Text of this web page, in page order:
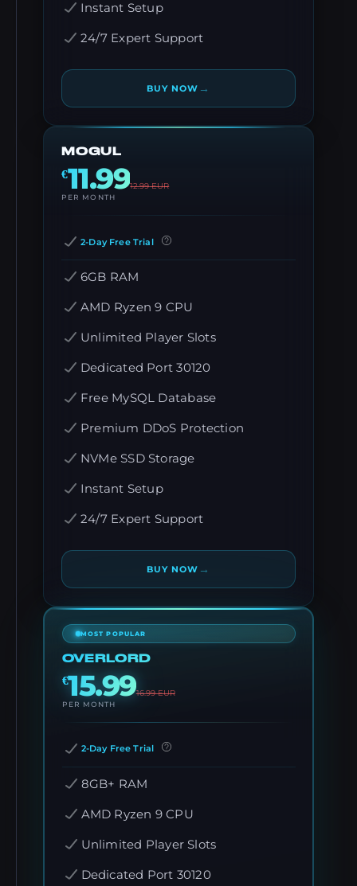
Instant Setup
24/7 Expert Support
BUY NOW →
MOGUL
€11.9912.99EUR
PER MONTH
2-Day Free Trial
6GB RAM
AMD Ryzen 9 CPU
Unlimited Player Slots
Dedicated Port 30120
Free MySQL Database
Premium DDoS Protection
NVMe SSD Storage
Instant Setup
24/7 Expert Support
BUY NOW →
MOST POPULAR
OVERLORD
€15.9916.99EUR
PER MONTH
2-Day Free Trial
8GB+ RAM
AMD Ryzen 9 CPU
Unlimited Player Slots
Dedicated Port 30120